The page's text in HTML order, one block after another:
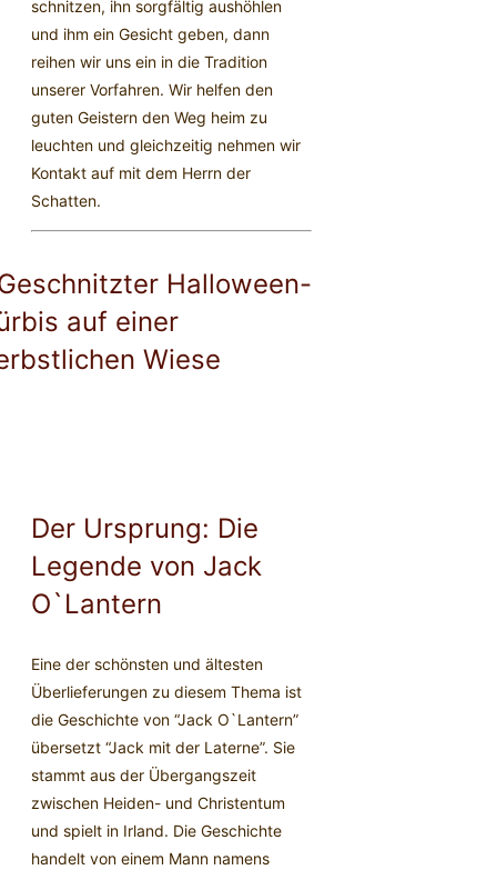
schnitzen, ihn sorgfältig aushöhlen
und ihm ein Gesicht geben, dann
reihen wir uns ein in die Tradition
unserer Vorfahren. Wir helfen den
guten Geistern den Weg heim zu
leuchten und gleichzeitig nehmen wir
Kontakt auf mit dem Herrn der
Schatten.
Der Ursprung: Die
Legende von Jack
O`Lantern
Eine der schönsten und ältesten
Überlieferungen zu diesem Thema ist
die Geschichte von “Jack O`Lantern”
übersetzt “Jack mit der Laterne”. Sie
stammt aus der Übergangszeit
zwischen Heiden- und Christentum
und spielt in Irland. Die Geschichte
handelt von einem Mann namens